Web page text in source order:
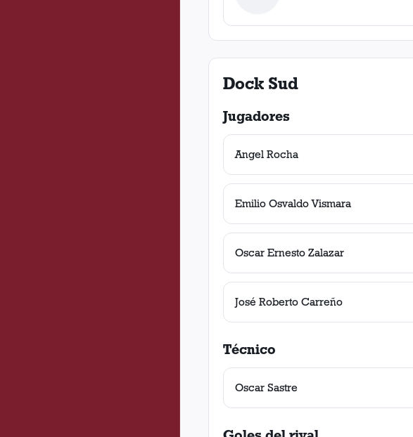
Dock Sud
Jugadores
Angel Rocha
Emilio Osvaldo Vismara
Oscar Ernesto Zalazar
José Roberto Carreño
Técnico
Oscar Sastre